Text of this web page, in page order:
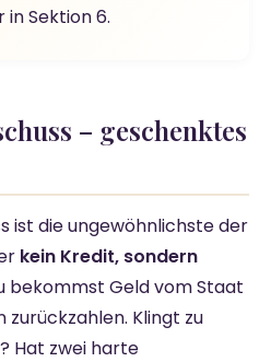
in Sektion 6.
– geschenktes
ist die ungewöhnlichste der
kein Kredit, sondern
bekommst Geld vom Staat
Klingt zu
Hat zwei harte